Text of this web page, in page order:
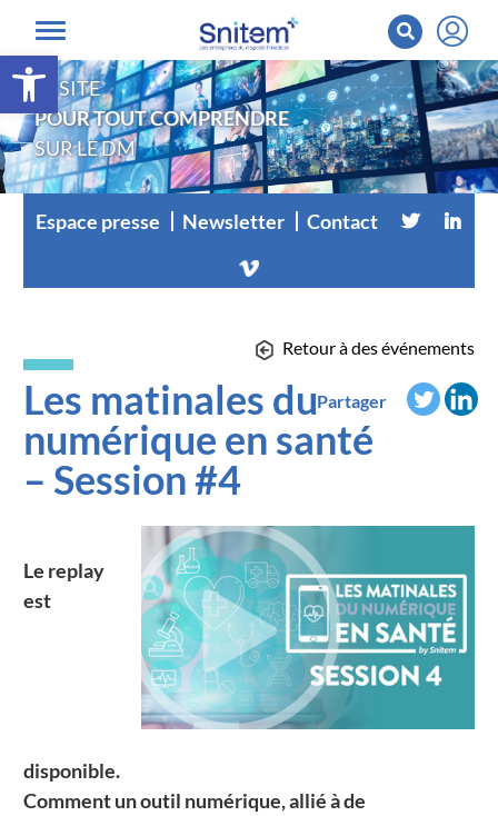
Ouvrir la barre d’outils
LE SITE
POUR TOUT COMPRENDRE
SUR LE DM
Espace presse Newsletter Contact
Les matinales du
numérique en santé
– Session #4
Retour à des événements
Partager
Le replay
est
disponible.
Comment un outil numérique, allié à de